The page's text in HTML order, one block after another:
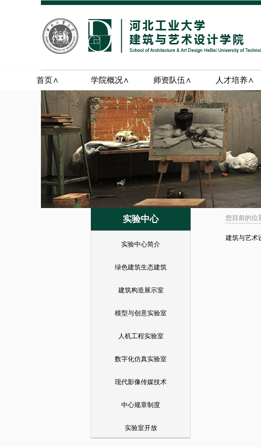
首页∧ 学院概况∧ 师资队伍∧ 人才培养∧
实验中心
实验中心简介
绿色建筑生态建筑
建筑构造展示室
模型与创意实验室
人机工程实验室
数字化仿真实验室
现代影像传媒技术
中心规章制度
实验室开放
您目前的位
建筑与艺术